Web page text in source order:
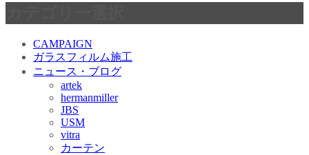
CAMPAIGN
ガラスフィルム施工
ニュース・ブログ
artek
hermanmiller
JBS
USM
vitra
カーテン